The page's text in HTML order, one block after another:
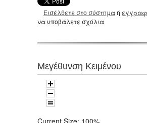
Εισέλθετε στο σύστημαή
να υποβάλετε σχόλια
Μεγέθυνση Κειμένου